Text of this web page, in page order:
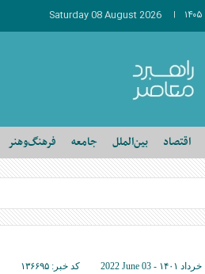
Saturday 08 August 2026
اقتصاد بین‌الملل جامعه فرهنگ‌وهنر
2022 June 03 کد خبر: ۱۳۶۶۹۵